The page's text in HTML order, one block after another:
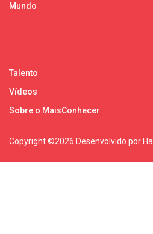
Mundo
Talento
Vídeos
Sobre o MaisConhecer
Copyright ©2026 Desenvolvido por